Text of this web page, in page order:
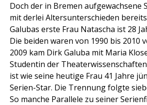
Doch der in Bremen aufgewachsene
mit derlei Altersunterschieden
Galubas erste Frau Natascha ist 28
Die beiden waren von 1990 bis 2010
2009 kam Dirk Galuba mit Maria
Studentin der
ist wie seine heutige Frau 41 Jahre
Serien-Star. Die Trennung folgte
So manche Parallele zu seiner